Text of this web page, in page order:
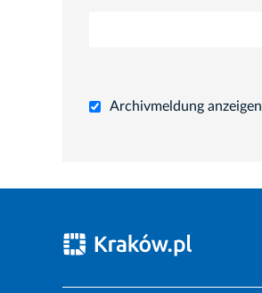
Archivmeldung anzeigen